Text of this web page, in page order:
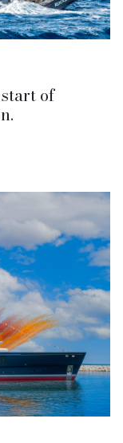
of